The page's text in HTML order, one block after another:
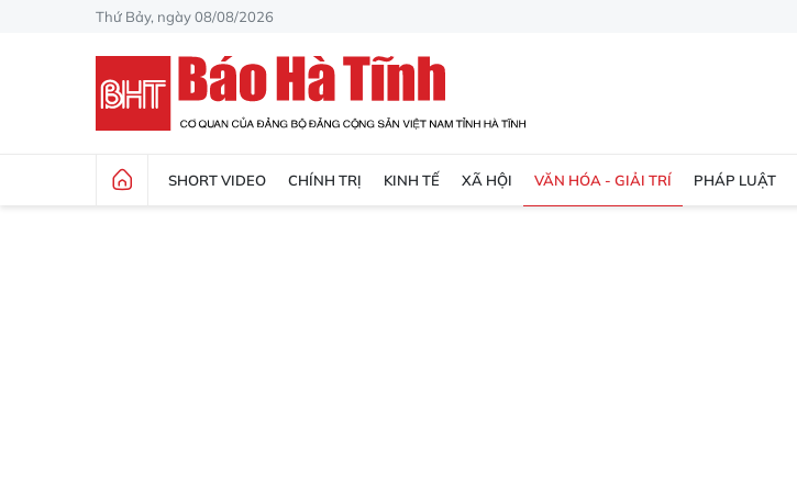
Thứ Bảy, ngày 08/08/2026
SHORT VIDEO CHÍNH TRỊ KINH TẾ XÃ HỘI VĂN HÓA - GIẢI TRÍ PHÁP LUẬT